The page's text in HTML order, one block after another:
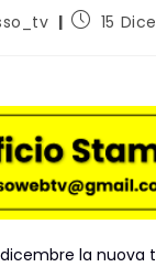
15
la nuova